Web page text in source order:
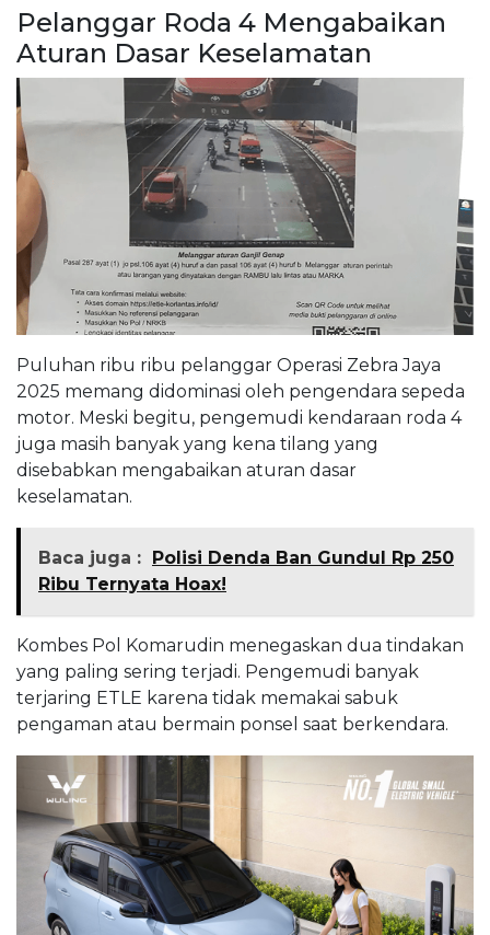
Pelanggar Roda 4 Mengabaikan
Aturan Dasar Keselamatan
Puluhan ribu ribu pelanggar Operasi Zebra Jaya
2025 memang didominasi oleh pengendara sepeda
motor. Meski begitu, pengemudi kendaraan roda 4
juga masih banyak yang kena tilang yang
disebabkan mengabaikan aturan dasar
keselamatan.
Baca juga : Polisi Denda Ban Gundul Rp 250
Ribu Ternyata Hoax!
Kombes Pol Komarudin menegaskan dua tindakan
yang paling sering terjadi. Pengemudi banyak
terjaring ETLE karena tidak memakai sabuk
pengaman atau bermain ponsel saat berkendara.